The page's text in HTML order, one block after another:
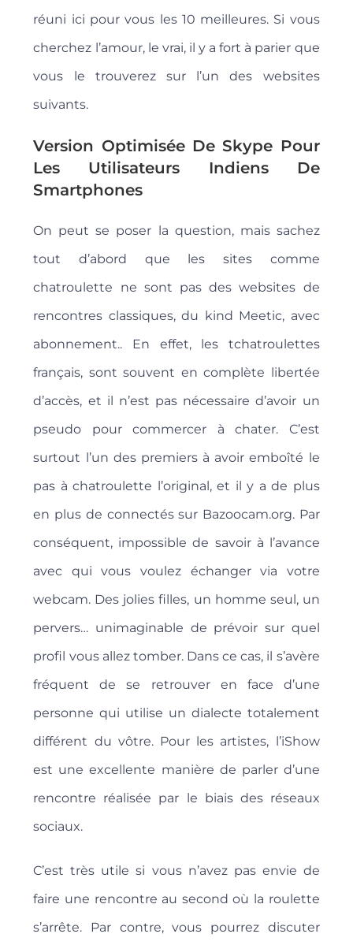
réuni ici pour vous les 10 meilleures. Si vous
cherchez l’amour, le vrai, il y a fort à parier que
vous le trouverez sur l’un des websites
suivants.
Version Optimisée De Skype Pour
Les Utilisateurs Indiens De
Smartphones
On peut se poser la question, mais sachez
tout d’abord que les sites comme
chatroulette ne sont pas des websites de
rencontres classiques, du kind Meetic, avec
abonnement.. En effet, les tchatroulettes
français, sont souvent en complète libertée
d’accès, et il n’est pas nécessaire d’avoir un
pseudo pour commercer à chater. C’est
surtout l’un des premiers à avoir emboîté le
pas à chatroulette l’original, et il y a de plus
en plus de connectés sur Bazoocam.org. Par
conséquent, impossible de savoir à l’avance
avec qui vous voulez échanger via votre
webcam. Des jolies filles, un homme seul, un
pervers… unimaginable de prévoir sur quel
profil vous allez tomber. Dans ce cas, il s’avère
fréquent de se retrouver en face d’une
personne qui utilise un dialecte totalement
différent du vôtre. Pour les artistes, l’iShow
est une excellente manière de parler d’une
rencontre réalisée par le biais des réseaux
sociaux.
C’est très utile si vous n’avez pas envie de
faire une rencontre au second où la roulette
s’arrête. Par contre, vous pourrez discuter